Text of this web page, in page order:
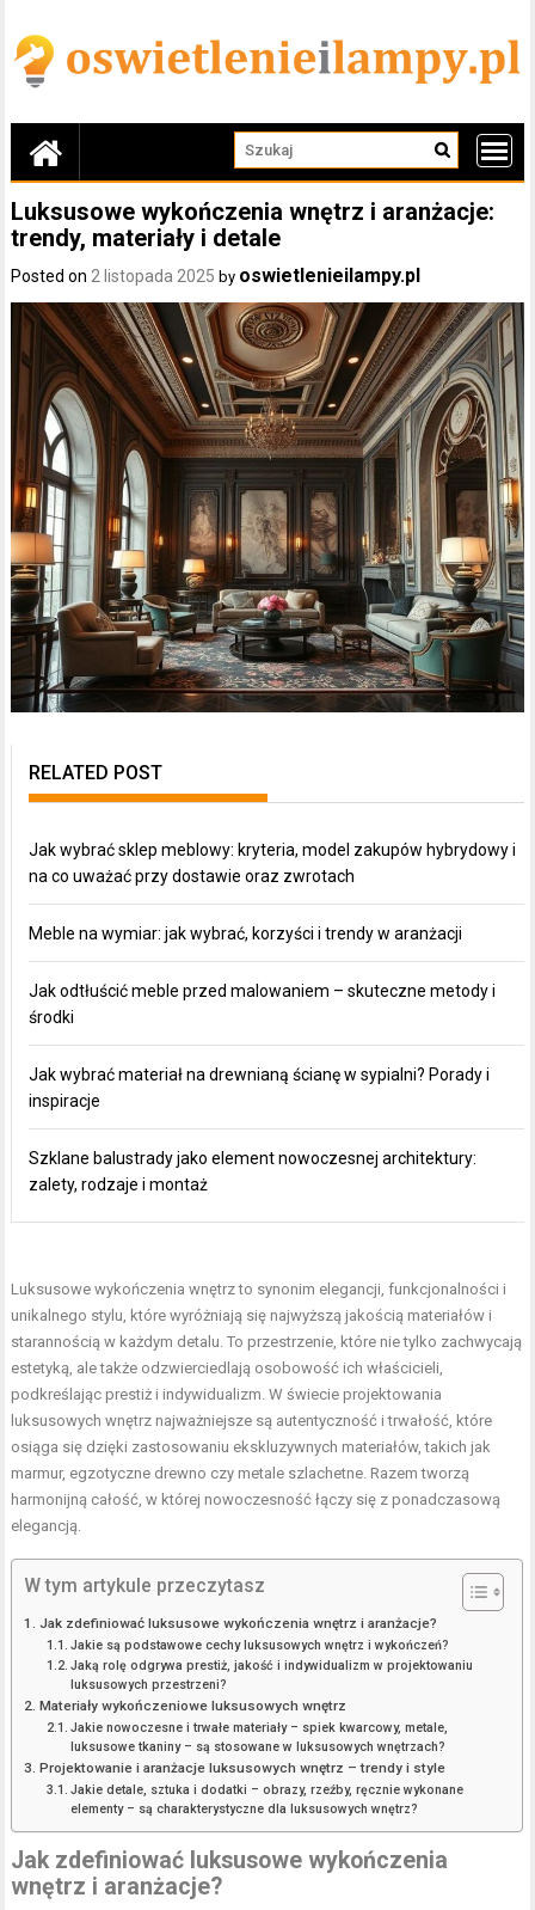
content
Luksusowe wykończenia wnętrz i aranżacje:
trendy, materiały i detale
Posted on 2 listopada 2025 by oswietlenieilampy.pl
RELATED POST
Jak wybrać sklep meblowy: kryteria, model zakupów hybrydowy i
na co uważać przy dostawie oraz zwrotach
Meble na wymiar: jak wybrać, korzyści i trendy w aranżacji
Jak odtłuścić meble przed malowaniem – skuteczne metody i
środki
Jak wybrać materiał na drewnianą ścianę w sypialni? Porady i
inspiracje
Szklane balustrady jako element nowoczesnej architektury:
zalety, rodzaje i montaż
Luksusowe wykończenia wnętrz to synonim elegancji, funkcjonalności i
unikalnego stylu, które wyróżniają się najwyższą jakością materiałów i
starannością w każdym detalu. To przestrzenie, które nie tylko zachwycają
estetyką, ale także odzwierciedlają osobowość ich właścicieli,
podkreślając prestiż i indywidualizm. W świecie projektowania
luksusowych wnętrz najważniejsze są autentyczność i trwałość, które
osiąga się dzięki zastosowaniu ekskluzywnych materiałów, takich jak
marmur, egzotyczne drewno czy metale szlachetne. Razem tworzą
harmonijną całość, w której nowoczesność łączy się z ponadczasową
elegancją.
W tym artykule przeczytasz
Jak zdefiniować luksusowe wykończenia wnętrz i aranżacje?
Jakie są podstawowe cechy luksusowych wnętrz i wykończeń?
Jaką rolę odgrywa prestiż, jakość i indywidualizm w projektowaniu
luksusowych przestrzeni?
Materiały wykończeniowe luksusowych wnętrz
Jakie nowoczesne i trwałe materiały – spiek kwarcowy, metale,
luksusowe tkaniny – są stosowane w luksusowych wnętrzach?
Projektowanie i aranżacje luksusowych wnętrz – trendy i style
Jakie detale, sztuka i dodatki – obrazy, rzeźby, ręcznie wykonane
elementy – są charakterystyczne dla luksusowych wnętrz?
Jak zdefiniować luksusowe wykończenia
wnętrz i aranżacje?